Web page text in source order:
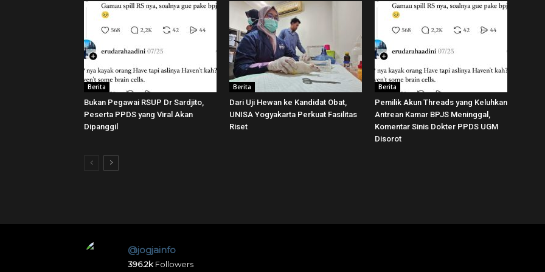
Berita
Bukan Pegawai RSUP Dr Sardjito,
Peserta PPDS yang Viral Akan
Dipanggil
Berita
Dari Uji Hewan ke Kandidat Obat,
UNISA Yogyakarta Perkuat Fasilitas
Riset
Berita
Pemilik Akun Threads yang Keluhkan
Antrean Kamar BPJS Meninggal,
Komentar Sinis Dokter PPDS UGM
Disorot
@jogjainfo
396.2k Followers